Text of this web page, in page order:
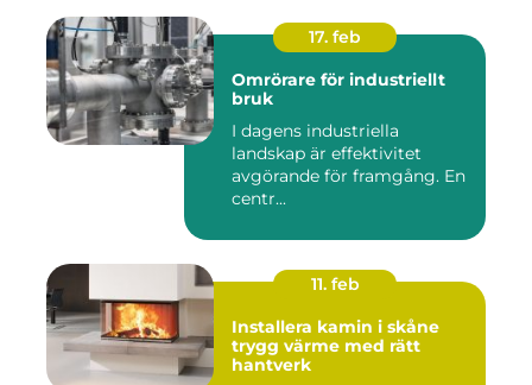
17. feb
Omrörare för industriellt
bruk
I dagens industriella
landskap är effektivitet
avgörande för framgång. En
centr...
11. feb
Installera kamin i skåne
trygg värme med rätt
hantverk